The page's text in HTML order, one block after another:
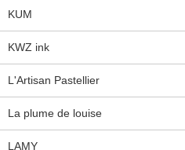
KUM
KWZ ink
L'Artisan Pastellier
La plume de louise
LAMY